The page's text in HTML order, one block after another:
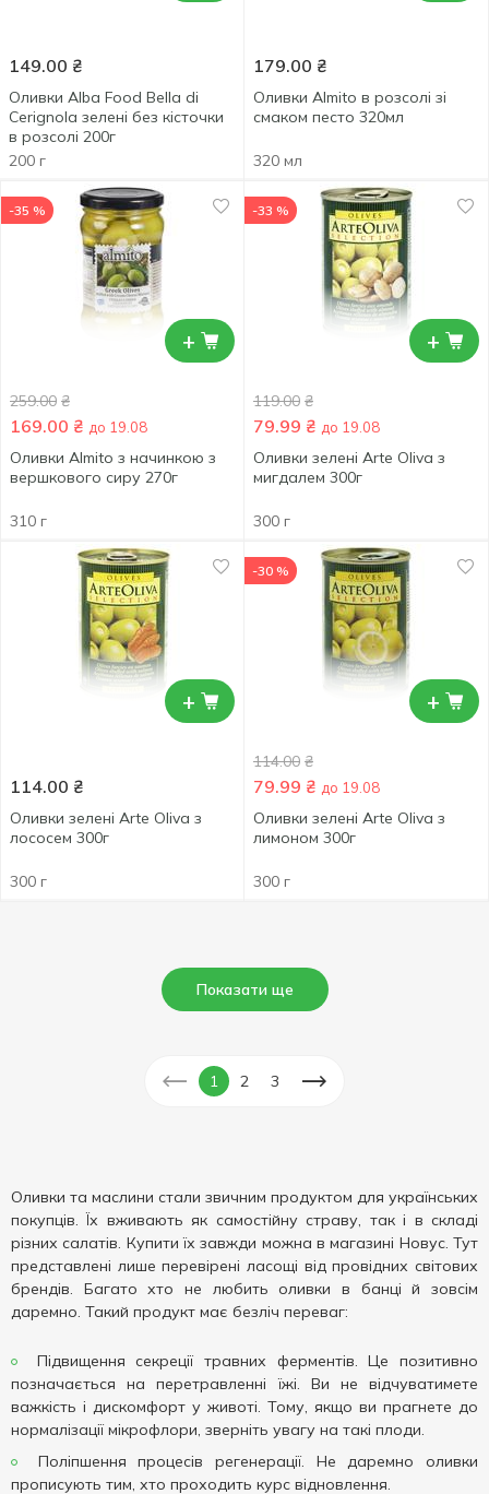
149.00 ₴
Оливки Alba Food Bella di
Cerignola зелені без кісточки
в розсолі 200г
200 г
179.00 ₴
Оливки Almito в розсолі зі
смаком песто 320мл
320 мл
+
-35 %
259.00 ₴
169.00 ₴ до 19.08
Оливки Almito з начинкою з
вершкового сиру 270г
310 г
+
-33 %
119.00 ₴
79.99 ₴ до 19.08
Оливки зелені Arte Oliva з
мигдалем 300г
300 г
+
114.00 ₴
Оливки зелені Arte Oliva з
лососем 300г
300 г
+
-30 %
114.00 ₴
79.99 ₴ до 19.08
Оливки зелені Arte Oliva з
лимоном 300г
300 г
Показати ще
1 2 3
Оливки та маслини стали звичним продуктом для українських
покупців. Їх вживають як самостійну страву, так і в складі
різних салатів. Купити їх завжди можна в магазині Новус. Тут
представлені лише перевірені ласощі від провідних світових
брендів. Багато хто не любить оливки в банці й зовсім
даремно. Такий продукт має безліч переваг:
Підвищення секреції травних ферментів. Це позитивно
позначається на перетравленні їжі. Ви не відчуватимете
важкість і дискомфорт у животі. Тому, якщо ви прагнете до
нормалізації мікрофлори, зверніть увагу на такі плоди.
Поліпшення процесів регенерації. Не даремно оливки
прописують тим, хто проходить курс відновлення.